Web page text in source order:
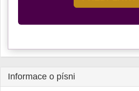
Informace o písni